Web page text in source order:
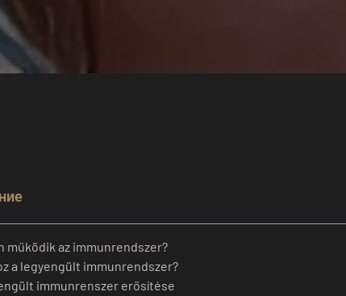
működik az immunrendszer?
a legyengült immunrendszer?
immunrenszer erősítése